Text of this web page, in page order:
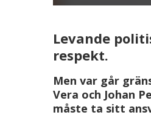
Levande
respekt.
Men var går
Vera och Johan
måste ta sitt